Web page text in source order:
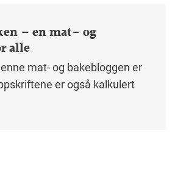
– en mat- og
alle
mat- og bakebloggen er
er også kalkulert